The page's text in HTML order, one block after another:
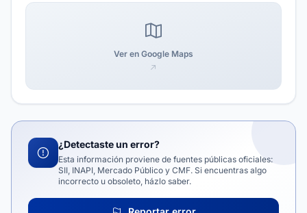
Ver en Google Maps
¿Detectaste un error?
Esta información proviene de fuentes públicas oficiales:
SII, INAPI, Mercado Público y CMF. Si encuentras algo
incorrecto u obsoleto, házlo saber.